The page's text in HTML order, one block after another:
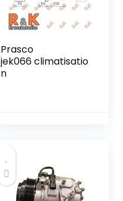
Prasco
jek066 climatisatio
n